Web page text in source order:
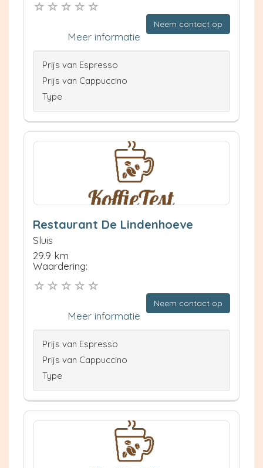
Neem contact op
Meer informatie
Prijs van Espresso
Prijs van Cappuccino
Type
Restaurant De Lindenhoeve
Sluis
29.9 km
Waardering:
Neem contact op
Meer informatie
Prijs van Espresso
Prijs van Cappuccino
Type